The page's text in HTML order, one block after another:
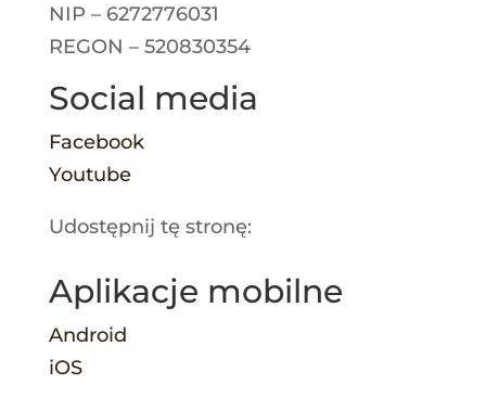
NIP – 6272776031
REGON – 520830354
Social media
Facebook
Youtube
Udostępnij tę stronę:
Aplikacje mobilne
Android
iOS